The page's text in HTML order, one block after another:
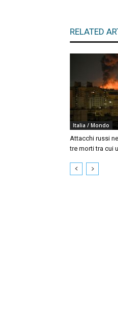
RELATED
Italia / Mondo
Attacchi russi
tre morti tra cui